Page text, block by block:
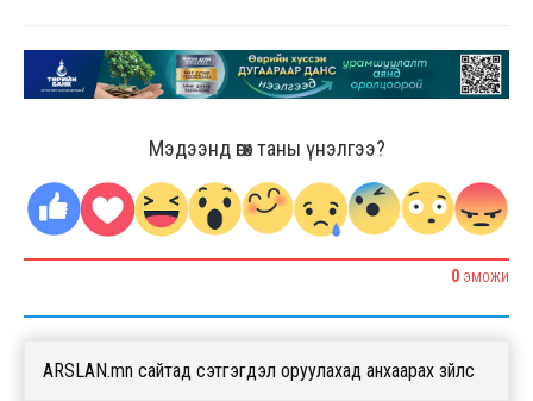
Мэдээнд өгөх таны үнэлгээ?
0 ЭМОЖИ
ARSLAN.mn сайтад сэтгэгдэл оруулахад анхаарах зүйлс